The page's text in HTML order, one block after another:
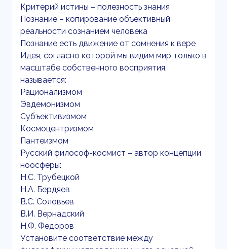
Критерий истины – полезность знания
Познание – копирование объективный
реальности сознанием человека
Познание есть движение от сомнения к вере
Идея, согласно которой мы видим мир только в
масштабе собственного восприятия,
называется:
Рационализмом
Эвдемонизмом
Субъективизмом
Космоцентризмом
Пантеизмом
Русский философ-космист – автор концепции
ноосферы:
Н.С. Трубецкой
Н.А. Бердяев
В.С. Соловьев
В.И. Вернадский
Н.Ф. Федоров
Установите соответствие между